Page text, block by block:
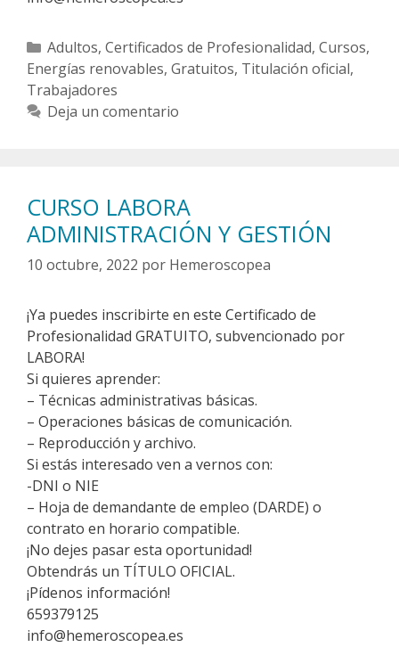
Categorías
Adultos, Certificados de Profesionalidad, Cursos,
Energías renovables, Gratuitos, Titulación oficial,
Trabajadores
Deja un comentario
CURSO LABORA
ADMINISTRACIÓN Y GESTIÓN
10 octubre, 2022 por Hemeroscopea
¡Ya puedes inscribirte en este Certificado de
Profesionalidad GRATUITO, subvencionado por
LABORA!
Si quieres aprender:
– Técnicas administrativas básicas.
– Operaciones básicas de comunicación.
– Reproducción y archivo.
Si estás interesado ven a vernos con:
-DNI o NIE
– Hoja de demandante de empleo (DARDE) o
contrato en horario compatible.
¡No dejes pasar esta oportunidad!
Obtendrás un TÍTULO OFICIAL.
¡Pídenos información!
659379125
info@hemeroscopea.es